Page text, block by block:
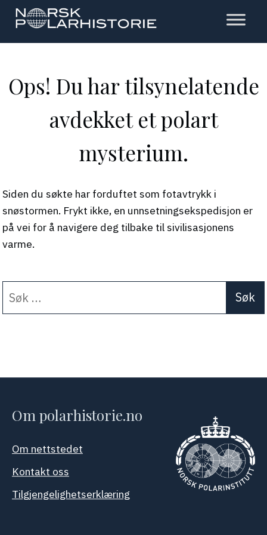
Hopp
hovedinnholdet
Polarhistorie
Ops! Du har tilsynelatende
avdekket et polart
mysterium.
Siden du søkte har forduftet som fotavtrykk i
snøstormen. Frykt ikke, en unnsetningsekspedisjon er
på vei for å navigere deg tilbake til sivilisasjonens
varme.
etter:
When autocomplete
Om polarhistorie.no
Om nettstedet
Kontakt oss
Tilgjengelighetserklæring